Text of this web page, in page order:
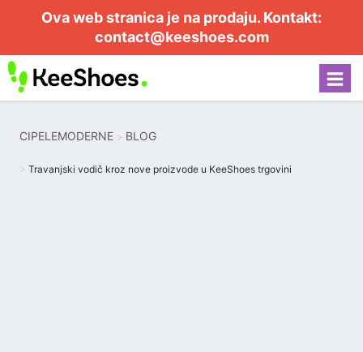
Ova web stranica je na prodaju. Kontakt:
contact@keeshoes.com
CIPELEMODERNE BLOG
Travanjski vodič kroz nove proizvode u KeeShoes trgovini